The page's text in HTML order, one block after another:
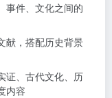
事件、文化之间的
献，搭配历史背景
证、古代文化、历
内容